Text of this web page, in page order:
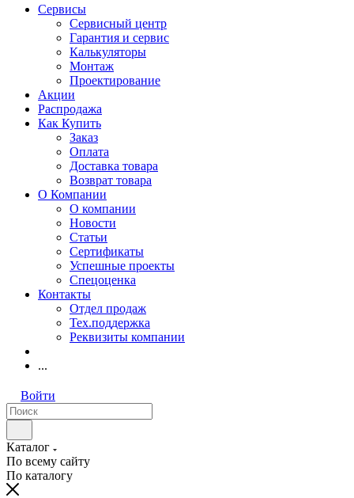
Сервисы
Сервисный центр
Гарантия и сервис
Калькуляторы
Монтаж
Проектирование
Акции
Распродажа
Как Купить
Заказ
Оплата
Доставка товара
Возврат товара
О Компании
О компании
Новости
Статьи
Сертификаты
Успешные проекты
Спецоценка
Контакты
Отдел продаж
Тех.поддержка
Реквизиты компании
...
Войти
Каталог
По всему сайту
По каталогу